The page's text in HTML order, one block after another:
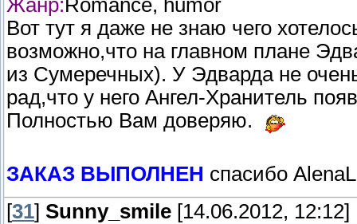
Жанр:Romance, humor
Вот тут я даже не знаю чего
возможно,что на главном плане
из Сумеречных). У Эдварда не
рад,что у него Ангел-Хранитель
Полностью Вам доверяю.
ЗАКАЗ ВЫПОЛНЕН спасибо
[31] Sunny_smile [14.06.2012, 12:12]